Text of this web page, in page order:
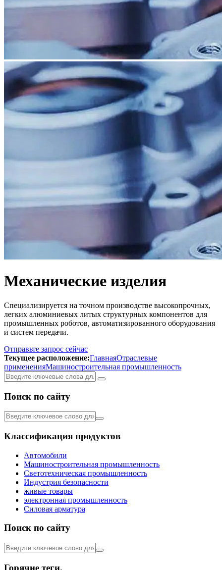
Механические изделия
Специализируется на точном производстве высокопрочных,
легких алюминиевых литых структурных компонентов для
промышленных роботов, автоматизированного оборудования
и систем передачи.
Отправьте запрос сейчас
Текущее расположение:ГлавнаяОтраслевые
примененияМашиностроительная промышленность
Поиск по сайту
Классификация продуктов
Автомобили
Машиностроительная промышленность
Светотехническая промышленность
Индустрия безопасности
живые товары
электронная промышленность
Силовая арматура
Поиск по сайту
Горячие теги.